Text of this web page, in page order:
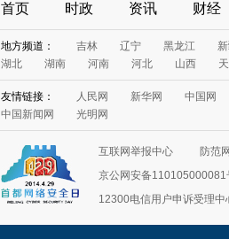
首页 时政 资讯 财经
地方频道： 吉林 辽宁 黑龙江
湖北
湖南 河南 河北 山西
友情链接： 人民网 新华网
中国网
中国新闻网
光明网
互联网举报中心
防范
京公网安备110105000081
12300电信用户申诉受理中